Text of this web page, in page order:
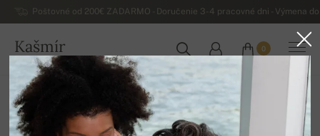
Poštovné od 200€ ZADARMO - Doručenie 3-4 pracovné dni - Výmena
Kašmír
SLOVENSKO
0
Domov
Luxusné pánske kašmírové svetre
Pánske kašmírové roláky